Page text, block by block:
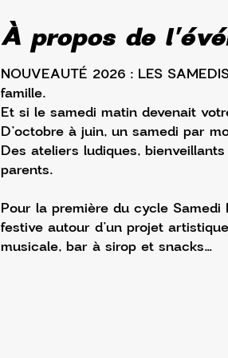
À propos de
NOUVEAUTÉ 2026 : LES
famille.
Et si le samedi matin devenait
D’octobre à juin, un samedi par
Des ateliers ludiques,
parents.
Pour la première du cycle
festive autour d’un projet
musicale, bar à sirop et snacks…